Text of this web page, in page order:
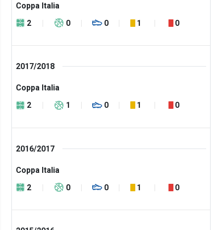
Coppa Italia
2
0 0 1 0
2017/2018
Coppa Italia
2
1 0 1 0
2016/2017
Coppa Italia
2
0 0 1 0